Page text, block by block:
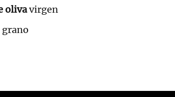
olivavirgen